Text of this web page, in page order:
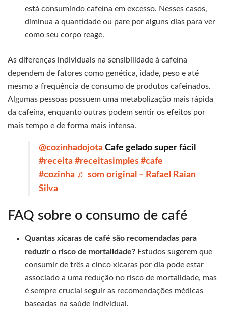
está consumindo cafeína em excesso. Nesses casos,
diminua a quantidade ou pare por alguns dias para ver
como seu corpo reage.
As diferenças individuais na sensibilidade à cafeína
dependem de fatores como genética, idade, peso e até
mesmo a frequência de consumo de produtos cafeinados.
Algumas pessoas possuem uma metabolização mais rápida
da cafeína, enquanto outras podem sentir os efeitos por
mais tempo e de forma mais intensa.
@cozinhadojota Cafe gelado super fácil
#receita #receitasimples #cafe
#cozinha ♬ som original – Rafael Raian
Silva
FAQ sobre o consumo de café
Quantas xícaras de café são recomendadas para
reduzir o risco de mortalidade? Estudos sugerem que
consumir de três a cinco xícaras por dia pode estar
associado a uma redução no risco de mortalidade, mas
é sempre crucial seguir as recomendações médicas
baseadas na saúde individual.